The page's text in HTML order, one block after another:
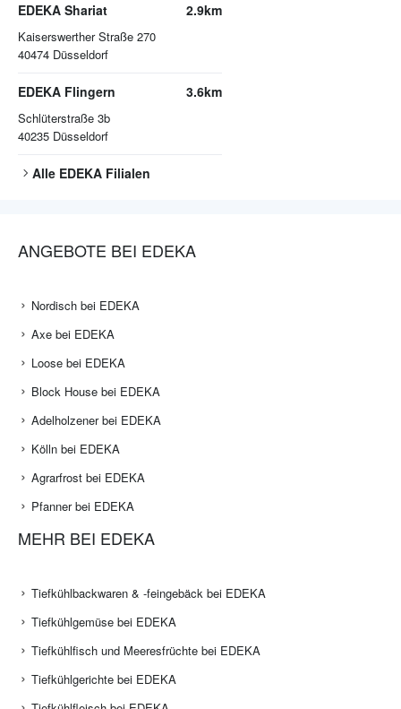
EDEKA Shariat
Kaiserswerther Straße 270
40474 Düsseldorf
2.9km
EDEKA Flingern
Schlüterstraße 3b
40235 Düsseldorf
3.6km
Alle EDEKA Filialen
ANGEBOTE BEI EDEKA
Nordisch bei EDEKA
Axe bei EDEKA
Loose bei EDEKA
Block House bei EDEKA
Adelholzener bei EDEKA
Kölln bei EDEKA
Agrarfrost bei EDEKA
Pfanner bei EDEKA
MEHR BEI EDEKA
Tiefkühlbackwaren & -feingebäck bei EDEKA
Tiefkühlgemüse bei EDEKA
Tiefkühlfisch und Meeresfrüchte bei EDEKA
Tiefkühlgerichte bei EDEKA